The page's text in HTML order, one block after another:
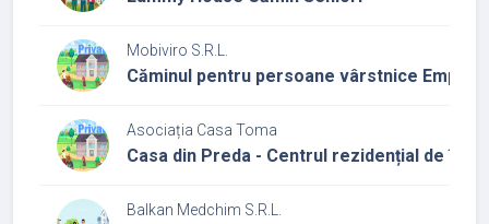
Mobiviro S.R.L.
Căminul pentru persoane vârstnice
Asociația Casa Toma
Casa din Preda - Centrul rezidențial de
Balkan Medchim S.R.L.